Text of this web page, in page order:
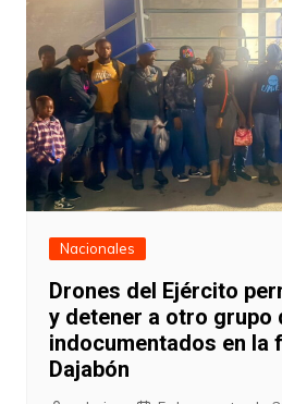
Nacionales
Drones del Ejército
y detener a otro grupo
indocumentados en la
Dajabón